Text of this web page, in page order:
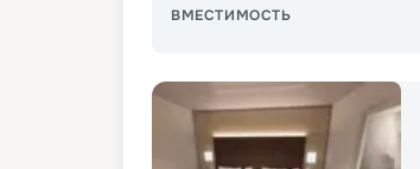
ВМЕСТИМОСТЬ